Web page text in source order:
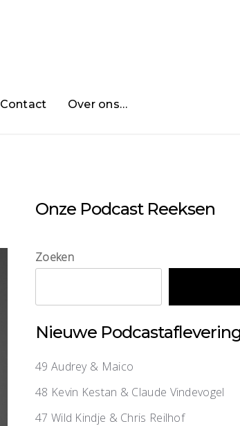
Contact Over ons…
Onze Podcast Reeksen
Zoeken
Nieuwe
49 Audrey & Maico
48 Kevin Kestan & Claude Vindevogel
47 Wild Kindje & Chris Reilhof